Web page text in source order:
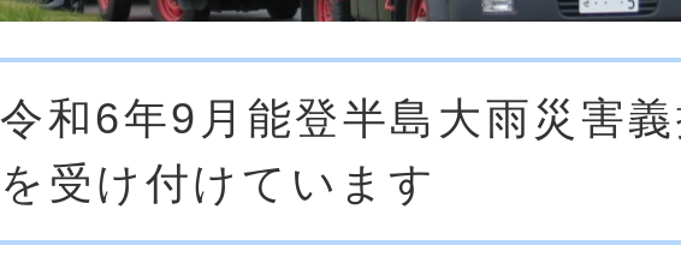
令和6年9月能登半島大雨災害
を受け付けています